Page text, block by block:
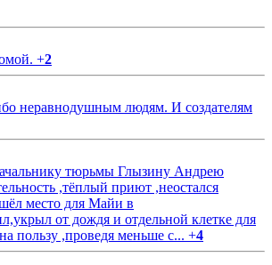
+2
неравнодушным людям. И создателям
тюрьмы Глызину Андрею
,тёплый приют ,неостался
место для Майи в
от дождя и отдельной клетке для
пользу ,проведя меньше с... +4